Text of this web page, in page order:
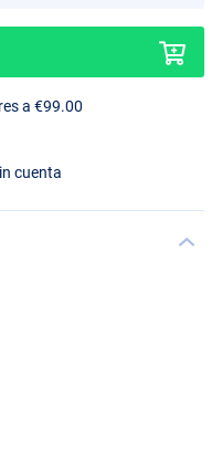
a €99.00
cuenta